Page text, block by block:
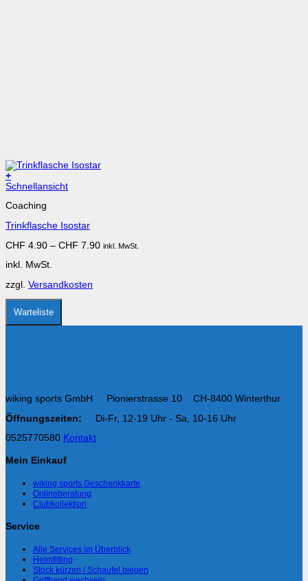
+
Dieses
weist
Varianten
Die
können
der
Produktseite
gewählt
Schnellansicht
Coaching
Trinkflasche Isostar
CHF 4.90 – CHF 7.90 inkl. MwSt.
inkl. MwSt.
zzgl. Versandkosten
Warteliste
wiking sports GmbH Pionierstrasse 10 CH-8400 Winterthur
Öffnungszeiten: Di-Fr, 12-19 Uhr - Sa, 10-16 Uhr
0525770580 Kontakt
Mein Einkauf
wiking sports Geschenkkarte
Onlineberatung
Clubkollektion
Service
Alle Services im Überblick
Helmfitting
Stock kürzen / Schaufel biegen